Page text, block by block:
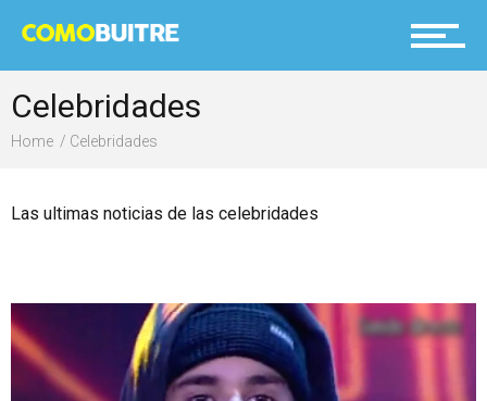
Celebridades
Home Celebridades
Las ultimas noticias de las celebridades